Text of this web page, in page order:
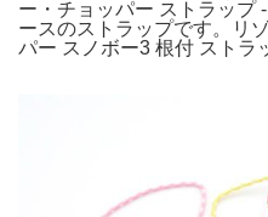
ー・チョッパー ストラップ
ースのストラップです。リ
パー スノボー3 根付 ストラ